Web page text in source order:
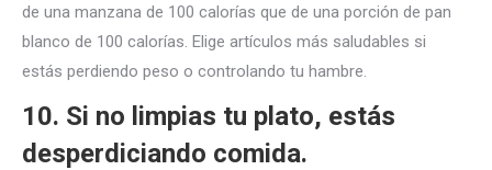
de una manzana de 100 calorías que de una porción de pan
blanco de 100 calorías. Elige artículos más saludables si
estás perdiendo peso o controlando tu hambre.
10. Si no limpias tu plato, estás
desperdiciando comida.